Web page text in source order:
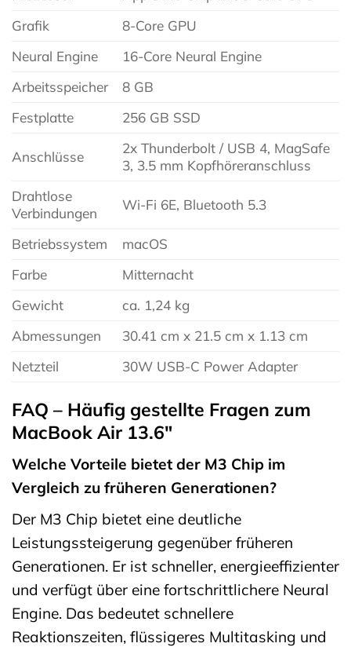
Grafik
8-Core GPU
Neural Engine
16-Core Neural Engine
Arbeitsspeicher
8 GB
Festplatte
256 GB SSD
Anschlüsse
2x Thunderbolt / USB 4, MagSafe
3, 3.5 mm Kopfhöreranschluss
Drahtlose
Verbindungen
Wi-Fi 6E, Bluetooth 5.3
Betriebssystem
macOS
Farbe
Mitternacht
Gewicht
ca. 1,24 kg
Abmessungen
30.41 cm x 21.5 cm x 1.13 cm
Netzteil
30W USB-C Power Adapter
FAQ – Häufig gestellte Fragen zum
MacBook Air 13.6″
Welche Vorteile bietet der M3 Chip im
Vergleich zu früheren Generationen?
Der M3 Chip bietet eine deutliche
Leistungssteigerung gegenüber früheren
Generationen. Er ist schneller, energieeffizienter
und verfügt über eine fortschrittlichere Neural
Engine. Das bedeutet schnellere
Reaktionszeiten, flüssigeres Multitasking und